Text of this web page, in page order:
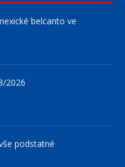
belcanto ve
2026
podstatné